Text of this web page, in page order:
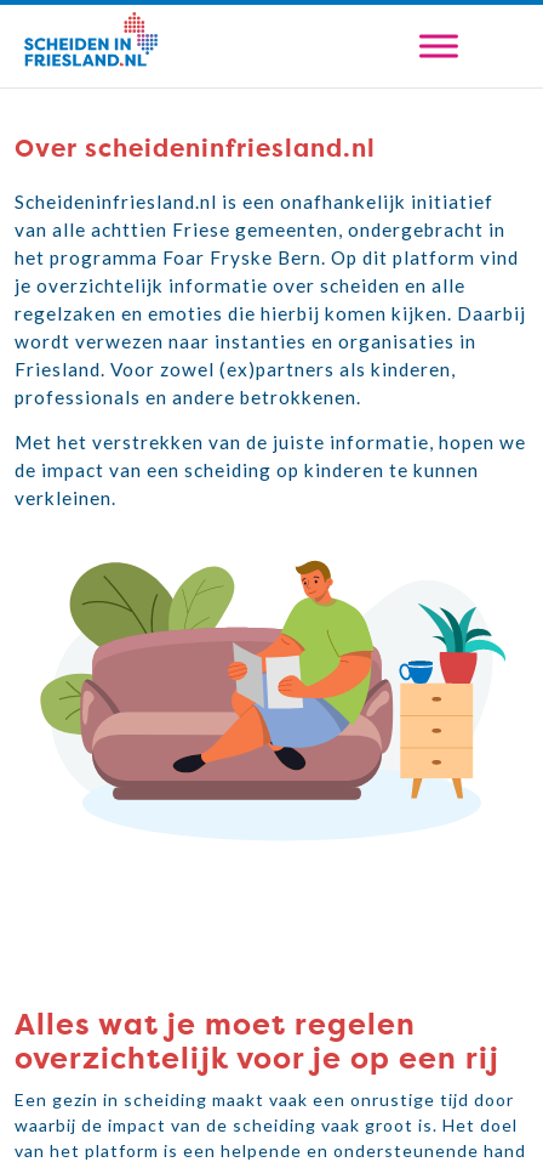
Over scheideninfriesland.nl
Scheideninfriesland.nl is een onafhankelijk initiatief
van alle achttien Friese gemeenten, ondergebracht in
het programma Foar Fryske Bern. Op dit platform vind
je overzichtelijk informatie over scheiden en alle
regelzaken en emoties die hierbij komen kijken. Daarbij
wordt verwezen naar instanties en organisaties in
Friesland. Voor zowel (ex)partners als kinderen,
professionals en andere betrokkenen.
Met het verstrekken van de juiste informatie, hopen we
de impact van een scheiding op kinderen te kunnen
verkleinen.
Alles wat je moet regelen
overzichtelijk voor je op een rij
Een gezin in scheiding maakt vaak een onrustige tijd door
waarbij de impact van de scheiding vaak groot is. Het doel
van het platform is een helpende en ondersteunende hand